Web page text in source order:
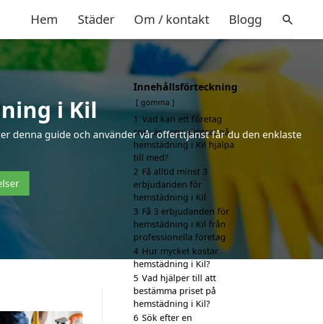
Hem Städer Om / kontakt Blogg
i Kil
denna guide och använder vår offerttjänst får du den enklaste
Innehållsförteckning
gömma
1 Vad kan ett företag
som är specialiserat på
hemstädning i Kil hjälpa
till med?
2 Få alltid minst 3
erbjudanden för
hemstädning i Kil
3 Få 3 erbjudanden för
hemstädning i Kil från
professionella företag
4 Hur mycket kostar
hemstädning i Kil?
5 Vad hjälper till att
bestämma priset på
hemstädning i Kil?
6 Sök efter en